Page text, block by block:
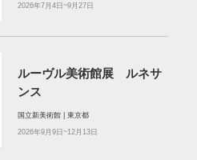
2026年7月4日~9月27日
ルーヴル美術館展 ルネサ
ンス
国立新美術館 | 東京都
2026年9月9日~12月13日